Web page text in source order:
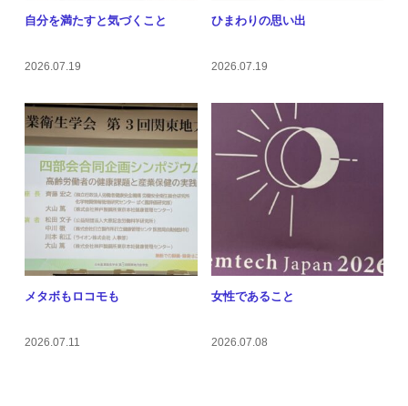
自分を満たすと気づくこと
2026.07.19
ひまわりの思い出
2026.07.19
メタボもロコモも
2026.07.11
女性であること
2026.07.08